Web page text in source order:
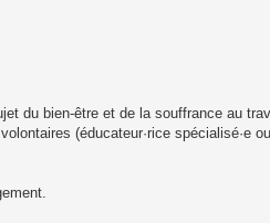
du bien-être et de la souffrance au
(éducateur·rice spécialisé·e